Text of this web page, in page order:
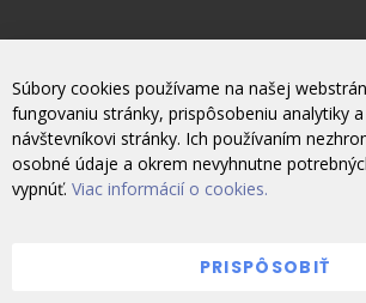
Súbory cookies používame na našej
fungovaniu stránky, prispôsobeniu analytiky
návštevníkovi stránky. Ich používaním
osobné údaje a okrem nevyhnutne
vypnúť. Viac informácií o cookies.
PRISPÔSOBIŤ